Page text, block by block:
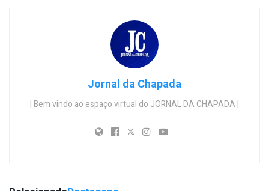
Jornal da Chapada
| Bem vindo ao espaço virtual do JORNAL DA CHAPADA |